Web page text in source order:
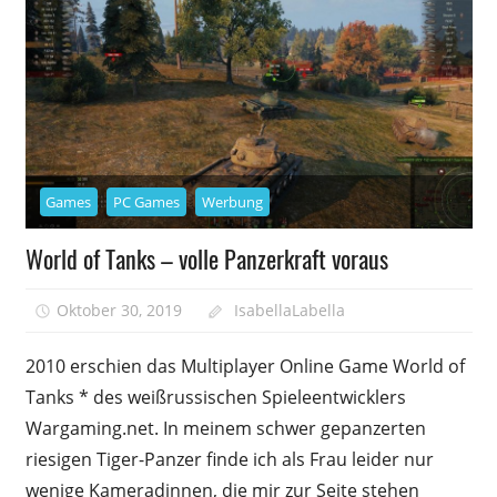
Games PC Games Werbung
World of Tanks – volle Panzerkraft voraus
Oktober 30, 2019 IsabellaLabella
2010 erschien das Multiplayer Online Game World of
Tanks * des weißrussischen Spieleentwicklers
Wargaming.net. In meinem schwer gepanzerten
riesigen Tiger-Panzer finde ich als Frau leider nur
wenige Kameradinnen, die mir zur Seite stehen